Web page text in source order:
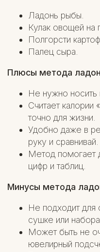
Ладонь рыбы.
Кулак овощей на
Полгорсти
Палец сыра.
Плюсы метода
Не нужно носить
Считает калории
точно для жизни.
Удобно даже в
руку и сравнивай.
Метод помогает
цифр и таблиц.
Минусы метода
Не подходит для
сушке или
Может быть не
ювелирный